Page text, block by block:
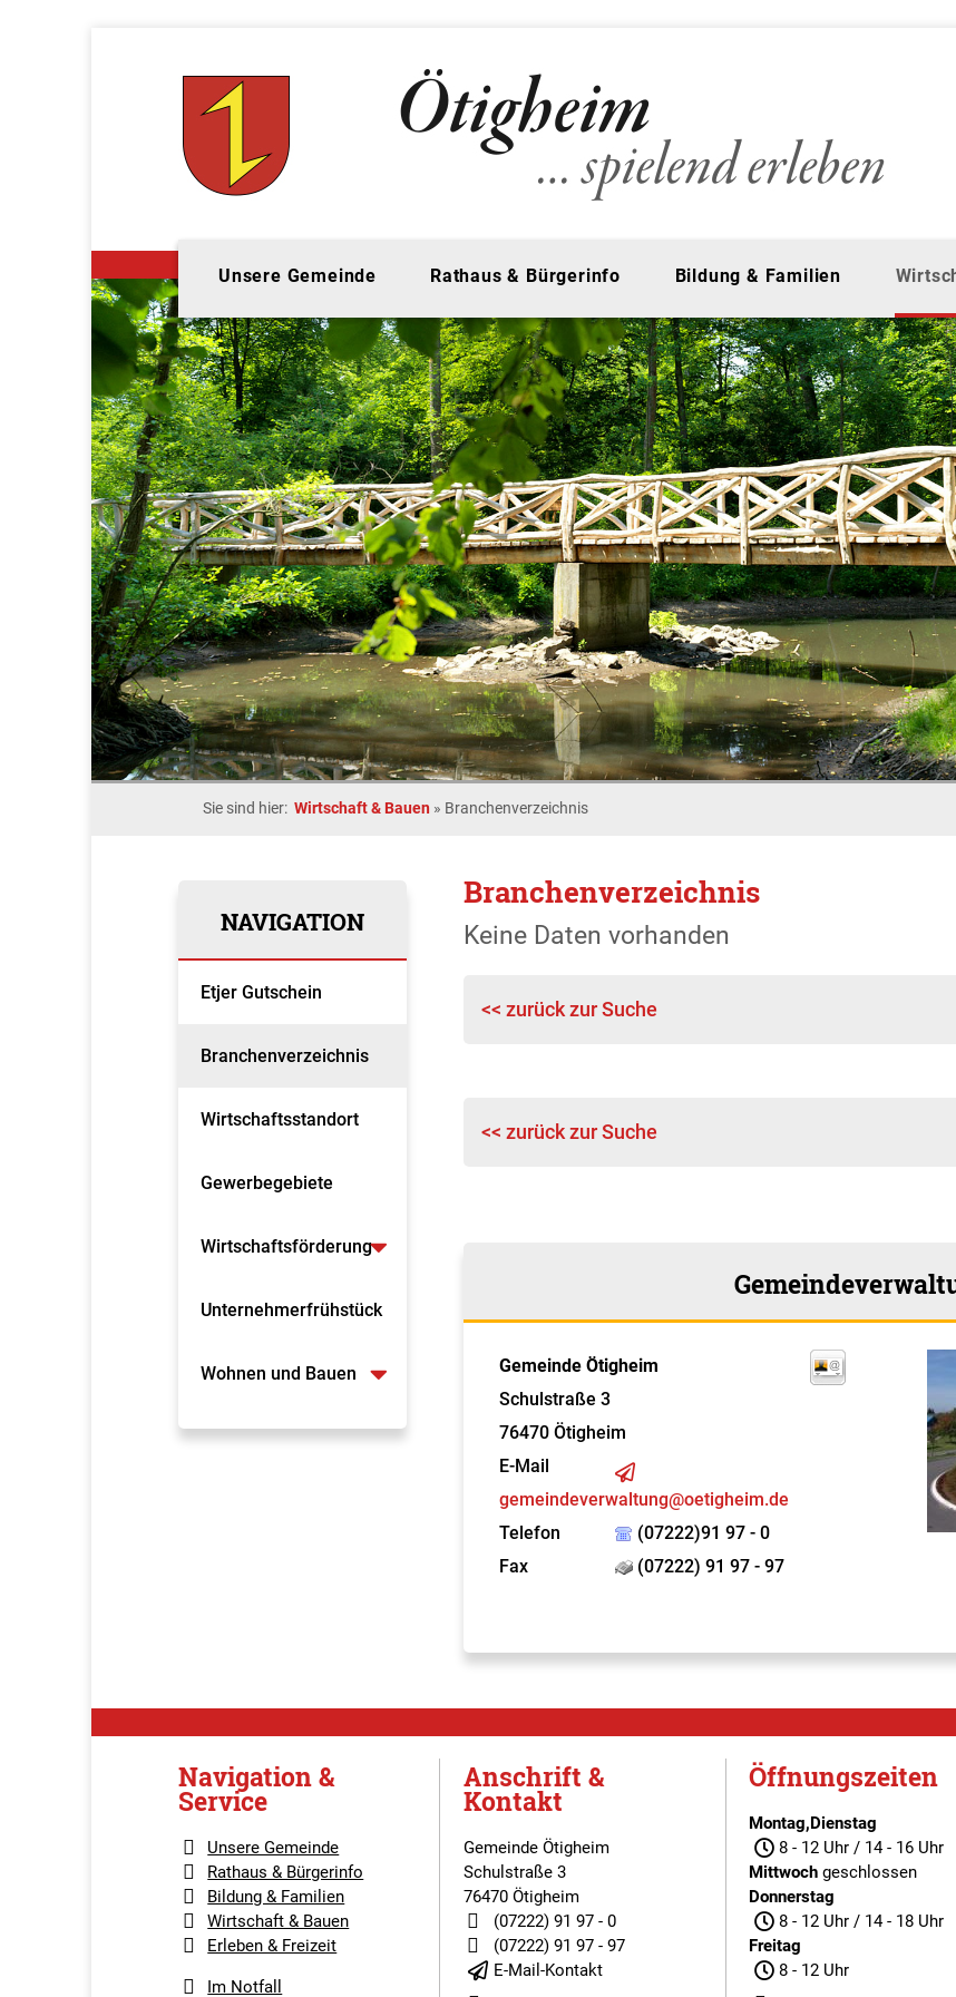
Unsere Gemeinde Rathaus & Bürgerinfo Bildung & Familien
Sie sind hier: Wirtschaft & Bauen » Branchenverzeichnis
NAVIGATION
Etjer Gutschein
Branchenverzeichnis
Wirtschaftsstandort
Gewerbegebiete
Wirtschaftsförderung
Unternehmerfrühstück
Wohnen und Bauen
Branchenverzeichnis
Keine Daten vorhanden
<< zurück zur Suche
<< zurück zur Suche
Gemeinde Ötigheim
Schulstraße 3
76470 Ötigheim
E-Mail
gemeindeverwaltung@oetigheim.de
Telefon
(07222)91 97 - 0
Fax
(07222) 91 97 - 97
Navigation &
Service
Unsere Gemeinde
Rathaus & Bürgerinfo
Bildung & Familien
Wirtschaft & Bauen
Erleben & Freizeit
Im Notfall
Anschrift &
Kontakt
Gemeinde Ötigheim
Schulstraße 3
76470 Ötigheim
(07222) 91 97 - 0
(07222) 91 97 - 97
E-Mail-Kontakt
Öffnungszeiten
Montag,Dienstag
8 - 12 Uhr / 14 - 16 Uhr
Mittwoch geschlossen
Donnerstag
8 - 12 Uhr / 14 - 18 Uhr
Freitag
8 - 12 Uhr